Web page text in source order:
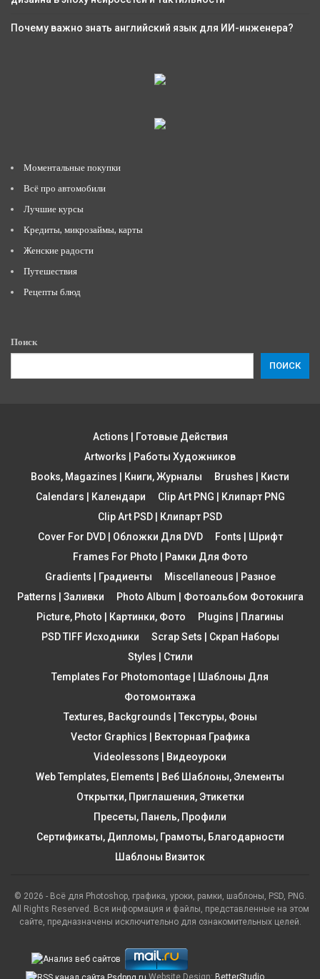
Почему важно знать английский язык для ИИ-инженера?
Моментальные покупки
Всё про автомобили
Лучшие курсы
Кредиты, микрозаймы, карты
Женские радости
Путешествия
Рецепты блюд
Поиск
ПОИСК
Actions | Готовые Действия
Artworks | Работы Художников
Books, Magazines | Книги, Журналы
Brushes | Кисти
Calendars | Календари
Clip Art PNG | Клипарт PNG
Clip Art PSD | Клипарт PSD
Cover For DVD | Обложки Для DVD
Fonts | Шрифт
Frames For Photo | Рамки Для Фото
Gradients | Градиенты
Miscellaneous | Разное
Patterns | Заливки
Photo Album | Фотоальбом Фотокнига
Picture, Photo | Картинки, Фото
Plugins | Плагины
PSD TIFF Исходники
Scrap Sets | Скрап Наборы
Styles | Стили
Templates For Photomontage | Шаблоны Для
Фотомонтажа
Textures, Backgrounds | Текстуры, Фоны
Vector Graphics | Векторная Графика
Videolessons | Видеоуроки
Web Templates, Elements | Веб Шаблоны, Элементы
Открытки, Приглашения, Этикетки
Пресеты, Панель, Профили
Сертификаты, Дипломы, Грамоты, Благодарности
Шаблоны Визиток
© 2026 - Всё для Photoshop, графика, уроки, рамки, шаблоны, PSD, PNG.
All Rights Reserved. Вся информация и файлы, представленные на этом
сайте, предназначены исключительно для ознакомительных целей.
Website Design: BetterStudio